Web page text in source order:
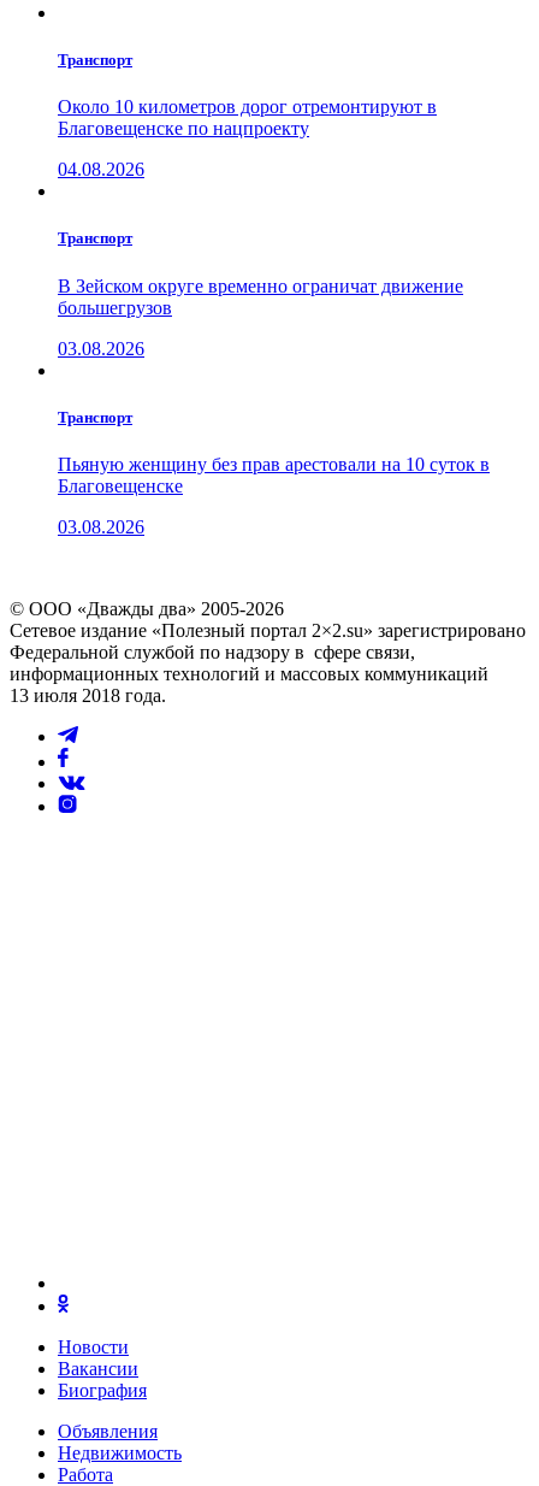
Транспорт
Около 10 километров дорог отремонтируют в
Благовещенске по нацпроекту
04.08.2026
Транспорт
В Зейском округе временно ограничат движение
большегрузов
03.08.2026
Транспорт
Пьяную женщину без прав арестовали на 10 суток в
Благовещенске
03.08.2026
© ООО «Дважды два» 2005-2026
Сетевое издание «Полезный портал 2×2.su» зарегистрировано
Федеральной службой по надзору в сфере связи,
информационных технологий и массовых коммуникаций
13 июля 2018 года.
Новости
Вакансии
Биография
Объявления
Недвижимость
Работа